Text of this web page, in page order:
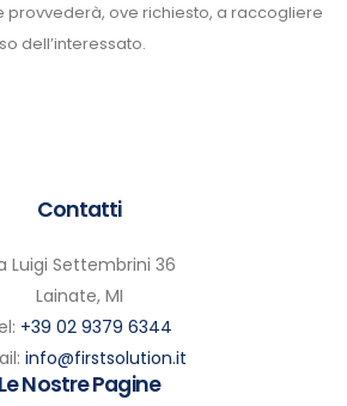
provvederà, ove richiesto, a raccogliere
dell’interessato.
Contatti
Luigi Settembrini 36
Lainate, MI
+39 02 9379 6344
info@firstsolution.it
Le Nostre Pagine